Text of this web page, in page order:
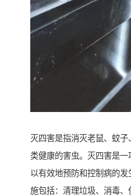
灭四害是指消灭老鼠、蚊
类健康的害虫。灭四害是一
以有效地预防和控制病的
施包括：清理垃圾、消毒